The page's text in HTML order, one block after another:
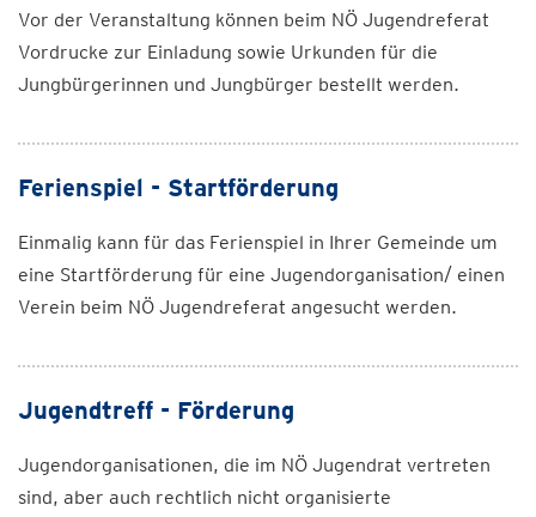
Vor der Veranstaltung können beim NÖ Jugendreferat
Vordrucke zur Einladung sowie Urkunden für die
Jungbürgerinnen und Jungbürger bestellt werden.
Ferienspiel - Startförderung
Einmalig kann für das Ferienspiel in Ihrer Gemeinde um
eine Startförderung für eine Jugendorganisation/ einen
Verein beim NÖ Jugendreferat angesucht werden.
Jugendtreff - Förderung
Jugendorganisationen, die im NÖ Jugendrat vertreten
sind, aber auch rechtlich nicht organisierte